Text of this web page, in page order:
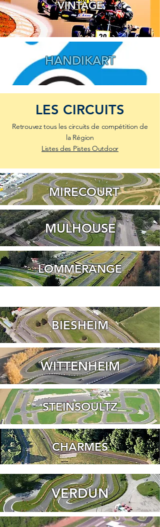
VINTAGE
HANDIKART
LES CIRCUITS
Retrouvez tous les circuits de compétition de
la Région
Listes des Pistes Outdoor
MIRECOURT
MULHOUSE
LOMMERANGE
BIESHEIM
WITTENHEIM
STEINSOULTZ
CHARMES
VERDUN